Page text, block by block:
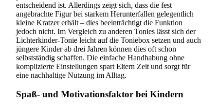
entscheidend ist. Allerdings zeigt sich, dass die fest
angebrachte Figur bei starkem Herunterfallen gelegentlich
kleine Kratzer erhält – dies beeinträchtigt die Funktion
jedoch nicht. Im Vergleich zu anderen Tonies lässt sich der
Lichterkinder-Tonie leicht auf die Toniebox setzen und auch
jüngere Kinder ab drei Jahren können dies oft schon
selbstständig schaffen. Die einfache Handhabung ohne
komplizierte Einstellungen spart Eltern Zeit und sorgt für
eine nachhaltige Nutzung im Alltag.
Spaß- und Motivationsfaktor bei Kindern